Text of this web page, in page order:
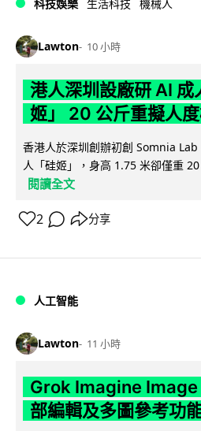
科技娛樂 生活科技 機械人
Lawton 10 小時
港人深圳設廠研 AI 成
姬」 20 公斤重擬人
香港人於深圳創辦初創 Somnia
人「硅姬」，身高 1.75 米卻僅重
閱讀全文
2 分享
人工智能
Lawton 11 小時
Grok Imagine Image
部編輯及多圖參考功